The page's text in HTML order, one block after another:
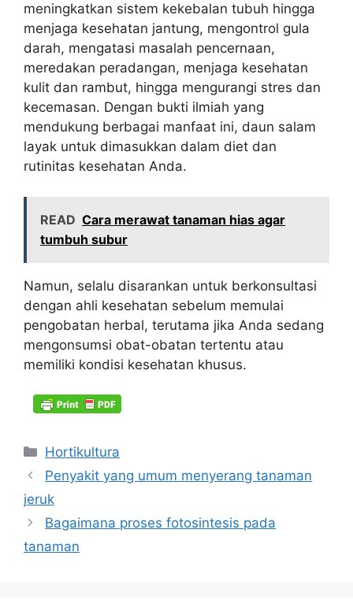
meningkatkan sistem kekebalan tubuh hingga
menjaga kesehatan jantung, mengontrol gula
darah, mengatasi masalah pencernaan,
meredakan peradangan, menjaga kesehatan
kulit dan rambut, hingga mengurangi stres dan
kecemasan. Dengan bukti ilmiah yang
mendukung berbagai manfaat ini, daun salam
layak untuk dimasukkan dalam diet dan
rutinitas kesehatan Anda.
READ Cara merawat tanaman hias agar
tumbuh subur
Namun, selalu disarankan untuk berkonsultasi
dengan ahli kesehatan sebelum memulai
pengobatan herbal, terutama jika Anda sedang
mengonsumsi obat-obatan tertentu atau
memiliki kondisi kesehatan khusus.
Kategori
Hortikultura
Penyakit yang umum menyerang tanaman
jeruk
Bagaimana proses fotosintesis pada
tanaman